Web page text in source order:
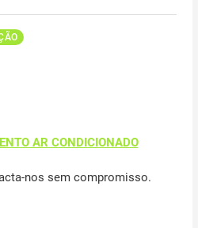
AR CONDICIONADO
nos sem compromisso.